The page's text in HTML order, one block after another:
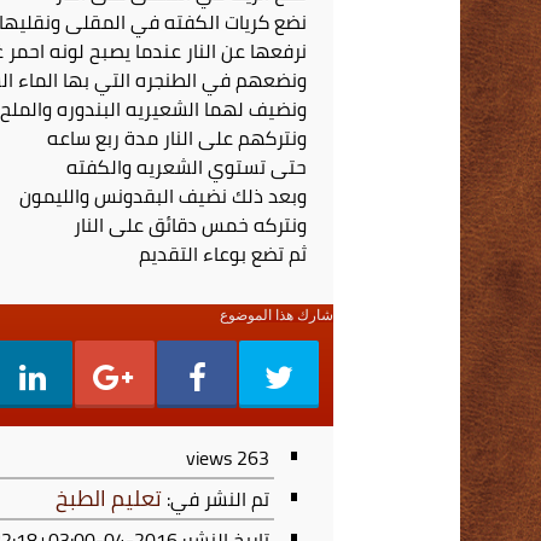
نضع كريات الكفته في المقلى ونقليها
نرفعها عن النار عندما يصبح لونه
ونضعهم في الطنجره التي بها الماء
ونضيف لهما الشعيريه البندوره والملح
ونتركهم على النار مدة ربع ساعه
حتى تستوي الشعريه والكفته
وبعد ذلك نضيف البقدونس والليمون
ونتركه خمس دقائق على النار
ثم تضع بوعاء التقديم
شارك هذا الموضوع
263
views
تم النشر في:تعليم الطبخ